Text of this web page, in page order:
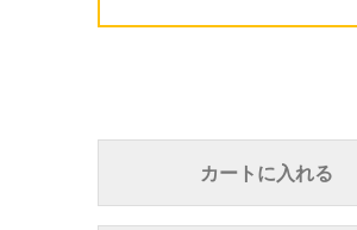
カートに入れる